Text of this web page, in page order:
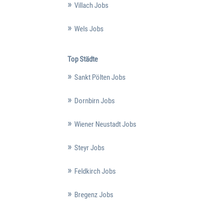
Villach Jobs
Wels Jobs
Top Städte
Sankt Pölten Jobs
Dornbirn Jobs
Wiener Neustadt Jobs
Steyr Jobs
Feldkirch Jobs
Bregenz Jobs